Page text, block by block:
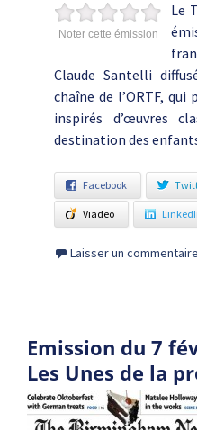
Noter cette émission
Le
Claude Santelli
chaîne de l’ORTF,
inspirés d’œuvres
destination des
Facebook
Viadeo
Laisser un commentaire
Emission du 7
Les Unes de la